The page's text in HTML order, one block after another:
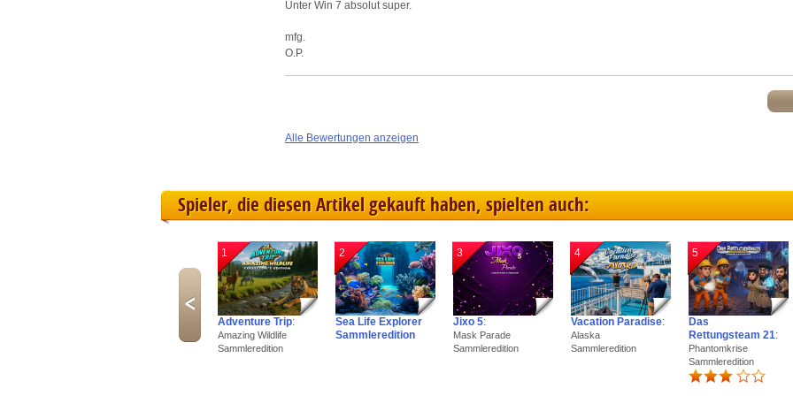
Unter Win 7 absolut super.
mfg.
O.P.
Alle Bewertungen anzeigen
Spieler, die diesen Artikel gekauft haben, spielten auch:
1
Adventure Trip:
Amazing Wildlife
Sammleredition
2
Sea Life Explorer
Sammleredition
3
Jixo 5:
Mask Parade
Sammleredition
4
Vacation Paradise:
Alaska
Sammleredition
5
Das
Rettungsteam 21:
Phantomkrise
Sammleredition